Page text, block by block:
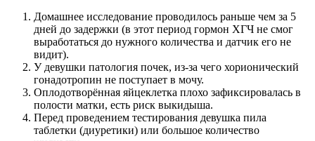
Домашнее исследование проводилось раньше чем за 5
дней до задержки (в этот период гормон ХГЧ не смог
выработаться до нужного количества и датчик его не
видит).
У девушки патология почек, из-за чего хорионический
гонадотропин не поступает в мочу.
Оплодотворённая яйцеклетка плохо зафиксировалась в
полости матки, есть риск выкидыша.
Перед проведением тестирования девушка пила
таблетки (диуретики) или большое количество